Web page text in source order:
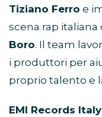
Tiziano Ferro e
scena rap italiana
Boro. Il team
i produttori per
proprio talento e
EMI Records